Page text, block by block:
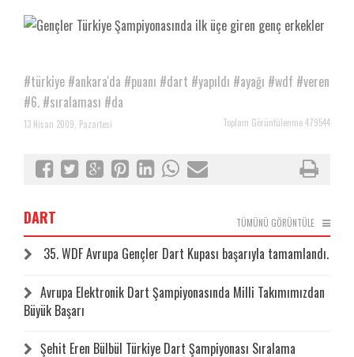
#türkiye #ankara'da #puanı #dart #yapıldı #ayağı #wdf #veren
#6. #sıralaması #da
Toplam Görüntülenme 479544
13 Nisan 2009, Pazartesi
TÜMÜNÜ GÖRÜNTÜLE
DART
35. WDF Avrupa Gençler Dart Kupası başarıyla tamamlandı.
Avrupa Elektronik Dart Şampiyonasında Milli Takımımızdan
Büyük Başarı
Şehit Eren Bülbül Türkiye Dart Şampiyonası Sıralama